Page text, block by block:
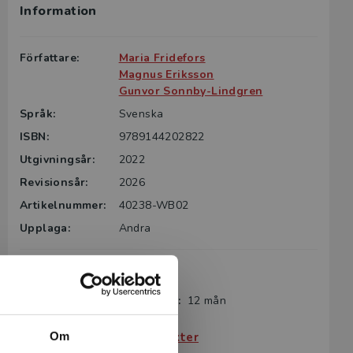
Om
Information
Författare:
Maria Fridefors
Magnus Eriksson
Gunvor Sonnby-Lindgren
Språk:
Svenska
ISBN:
9789144202822
Utgivningsår:
2022
Revisionsår:
2026
Artikelnummer:
40238-WB02
Upplaga:
Andra
Digital produkt
Giltighetstid från aktivering: 12 mån
Köp- och leveransvillkor
Villkor för digitala produkter